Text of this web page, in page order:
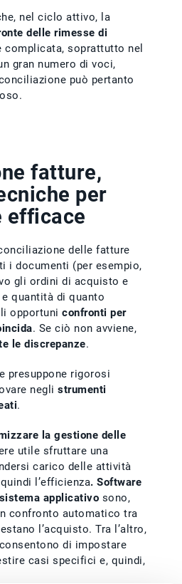
nel ciclo attivo, la
delle rimesse di
complicata, soprattutto nel
gran numero di voci,
può pertanto
fatture,
per
efficace
delle fatture
i documenti (per esempio,
gli ordini di acquisto e
quantità di quanto
opportuni confronti per
. Se ciò non avviene,
le discrepanze.
presuppone rigorosi
negli strumenti
.
la gestione delle
utile sfruttare una
carico delle attività
l’efficienza. Software
applicativo sono,
confronto automatico tra
l’acquisto. Tra l’altro,
di impostare
casi specifici e, quindi,